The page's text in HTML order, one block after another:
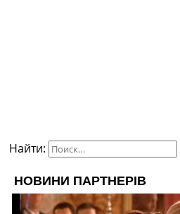
Найти: